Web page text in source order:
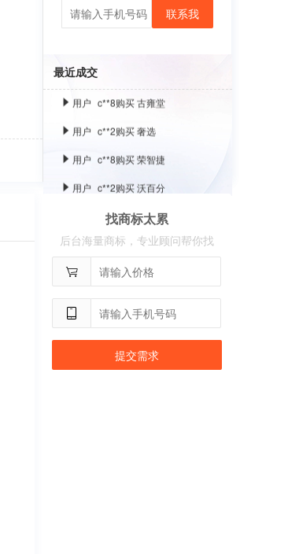
联系我
最近成交
用户 c**1购买 萝卜
用户
用户 c**8购买 荣智捷
用户 c**2购买 沃百分
用户 c**1购买 萝卜
用户 c**8购买 古雍堂
c**2购买 奢选
用户 c**8购买 荣智捷
用户 c**2购买 沃百分
找商标太累
后台海量商标，专业顾问帮你找
提交需求